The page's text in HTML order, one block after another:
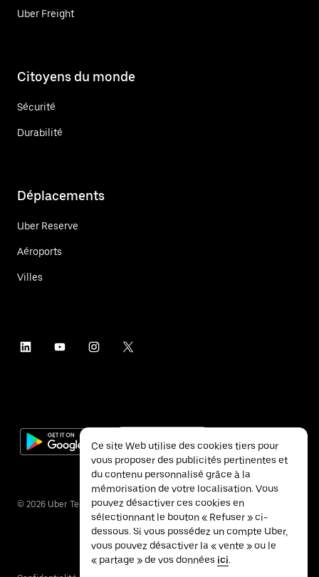
Uber Freight
Citoyens du monde
Sécurité
Durabilité
Déplacements
Uber Reserve
Aéroports
Villes
© 2026 Uber Technologies Inc.
Ce site Web utilise des cookies tiers pour
vous proposer des publicités pertinentes et
du contenu personnalisé grâce à la
mémorisation de votre localisation. Vous
pouvez désactiver ces cookies en
sélectionnant le bouton « Refuser » ci-
dessous. Si vous possédez un compte Uber,
vous pouvez désactiver la « vente » ou le
« partage » de vos données ici.